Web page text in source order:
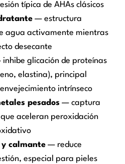
típica de AHAs clásicos
— estructura
agua activamente mientras
desecante
glicación de proteínas
elastina), principal
intrínseco
pesados — captura
aceleran peroxidación
y calmante — reduce
especial para pieles